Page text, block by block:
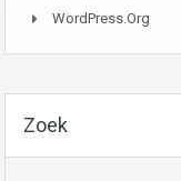
WordPress.org
Zoek